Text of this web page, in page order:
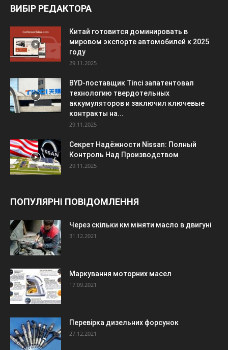
ВИБІР РЕДАКТОРА
Китай готовится доминировать в
мировом экспорте автомобилей к 2025
году
29.11.2025
BYD-поставщик Tinci запатентовал
технологию твердотельных
аккумуляторов и заключил ключевые
контракты на...
29.11.2025
Секрет Надёжности Nissan: Полный
Контроль Над Производством
29.11.2025
ПОПУЛЯРНІ ПОВІДОМЛЕННЯ
Через скільки км міняти масло в двигуні
31.12.2021
Маркування моторних масел
17.09.2021
Перевірка дизельних форсунок
27.12.2021